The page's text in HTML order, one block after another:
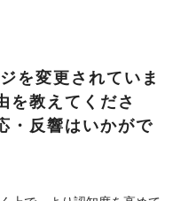
を変更されていま
を教えてくださ
・反響はいかがで